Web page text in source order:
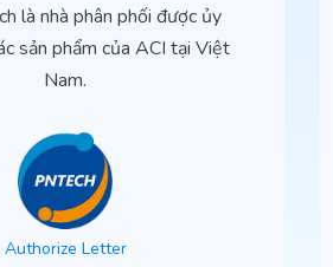
là nhà phân phối được ủy
sản phẩm của ACI tại Việt
Nam.
Authorize Letter